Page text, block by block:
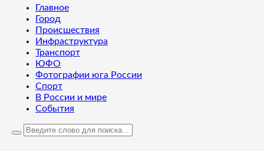
Главное
Город
Происшествия
Инфраструктура
Транспорт
ЮФО
Фотографии юга России
Спорт
В России и мире
События